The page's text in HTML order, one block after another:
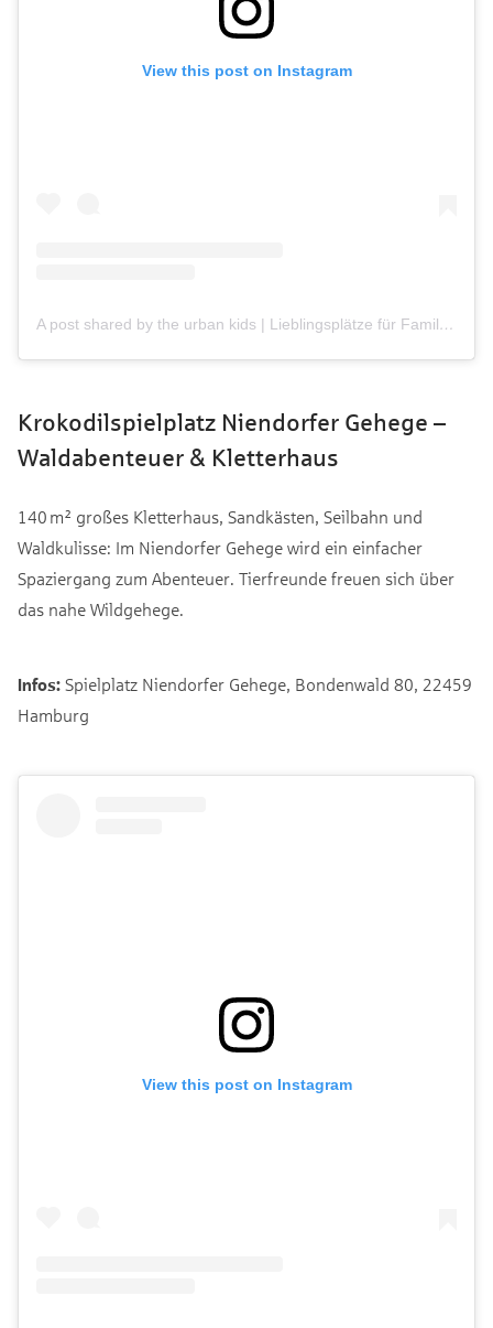
View this post on Instagram
A post shared by the urban kids | Lieblingsplätze für Familien (@the_urban_kids)
Krokodilspielplatz Niendorfer Gehege –
Waldabenteuer & Kletterhaus
140 m² großes Kletterhaus, Sandkästen, Seilbahn und
Waldkulisse: Im Niendorfer Gehege wird ein einfacher
Spaziergang zum Abenteuer. Tierfreunde freuen sich über
das nahe Wildgehege.
Infos: Spielplatz Niendorfer Gehege, Bondenwald 80, 22459
Hamburg
View this post on Instagram